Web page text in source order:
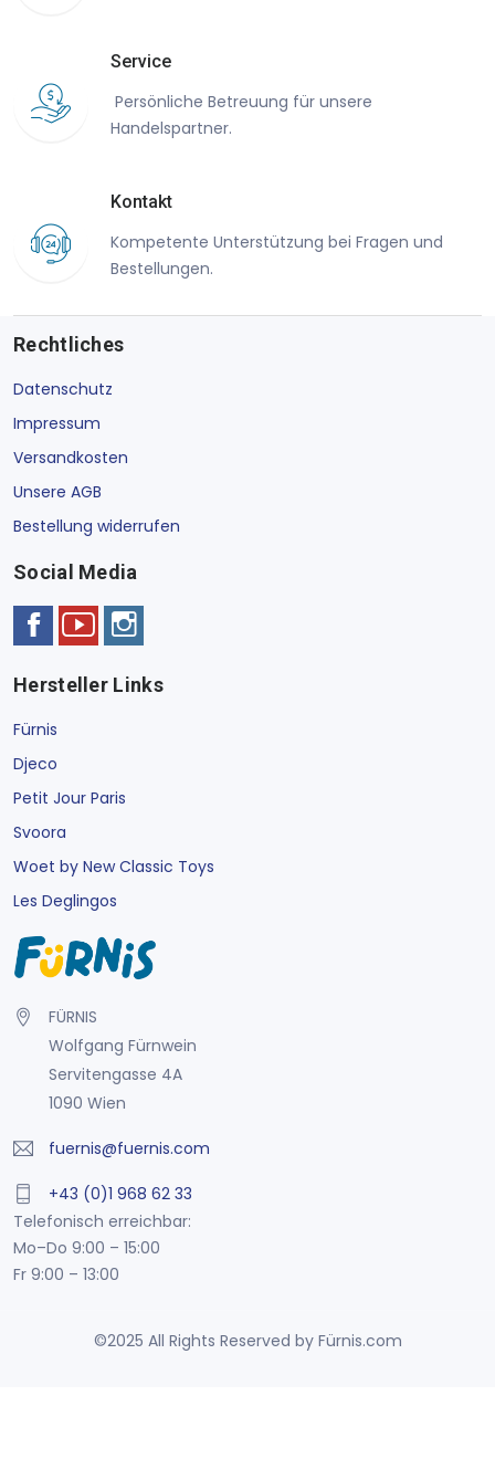
Service
Persönliche Betreuung für unsere
Handelspartner.
Kontakt
Kompetente Unterstützung bei Fragen und
Bestellungen.
Rechtliches
Datenschutz
Impressum
Versandkosten
Unsere AGB
Bestellung widerrufen
Social Media
Hersteller Links
Fürnis
Djeco
Petit Jour Paris
Svoora
Woet by New Classic Toys
Les Deglingos
FÜRNIS
Wolfgang Fürnwein
Servitengasse 4A
1090 Wien
fuernis@fuernis.com
+43 (0)1 968 62 33
Telefonisch erreichbar:
Mo–Do 9:00 – 15:00
Fr 9:00 – 13:00
©2025 All Rights Reserved by Fürnis.com